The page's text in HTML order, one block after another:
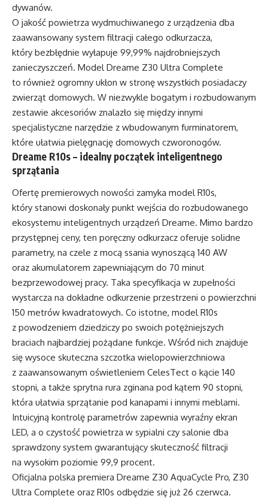
dywanów.
O jakość powietrza wydmuchiwanego z urządzenia dba
zaawansowany system filtracji całego odkurzacza,
który bezbłędnie wyłapuje 99,99% najdrobniejszych
zanieczyszczeń. Model Dreame Z30 Ultra Complete
to również ogromny ukłon w stronę wszystkich posiadaczy
zwierząt domowych. W niezwykle bogatym i rozbudowanym
zestawie akcesoriów znalazło się między innymi
specjalistyczne narzędzie z wbudowanym furminatorem,
które ułatwia pielęgnację domowych czworonogów.
Dreame R10s – idealny początek inteligentnego
sprzątania
Ofertę premierowych nowości zamyka model R10s,
który stanowi doskonały punkt wejścia do rozbudowanego
ekosystemu inteligentnych urządzeń Dreame. Mimo bardzo
przystępnej ceny, ten poręczny odkurzacz oferuje solidne
parametry, na czele z mocą ssania wynoszącą 140 AW
oraz akumulatorem zapewniającym do 70 minut
bezprzewodowej pracy. Taka specyfikacja w zupełności
wystarcza na dokładne odkurzenie przestrzeni o powierzchni
150 metrów kwadratowych. Co istotne, model R10s
z powodzeniem dziedziczy po swoich potężniejszych
braciach najbardziej pożądane funkcje. Wśród nich znajduje
się wysoce skuteczna szczotka wielopowierzchniowa
z zaawansowanym oświetleniem CelesTect o kącie 140
stopni, a także sprytna rura zginana pod kątem 90 stopni,
która ułatwia sprzątanie pod kanapami i innymi meblami.
Intuicyjną kontrolę parametrów zapewnia wyraźny ekran
LED, a o czystość powietrza w sypialni czy salonie dba
sprawdzony system gwarantujący skuteczność filtracji
na wysokim poziomie 99,9 procent.
Oficjalna polska premiera Dreame Z30 AquaCycle Pro, Z30
Ultra Complete oraz R10s odbędzie się już 26 czerwca.